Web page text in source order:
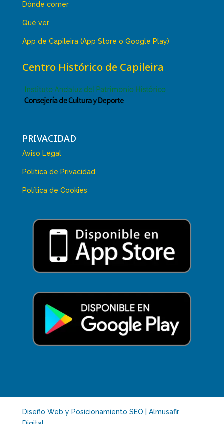
Dónde comer
Qué ver
App de Capileira (App Store o Google Play)
Centro Histórico de Capileira
PRIVACIDAD
Aviso Legal
Política de Privacidad
Política de Cookies
Diseño Web y Posicionamiento SEO | Almusafir